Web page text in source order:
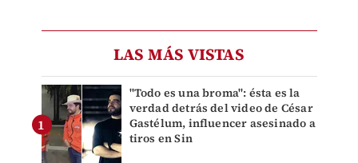
LAS MÁS VISTAS
"Todo es una broma": ésta es la
verdad detrás del video de César
Gastélum, influencer asesinado a
tiros en Sin